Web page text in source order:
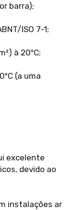
barra);
ISO 7-1;
à 20ºC;
(a uma
excelente
devido ao
instalações ar